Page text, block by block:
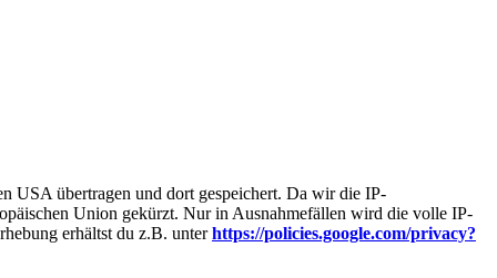
USA übertragen und dort gespeichert. Da wir die IP-
Union gekürzt. Nur in Ausnahmefällen wird die volle IP-
erhältst du z.B. unterhttps://policies.google.com/privacy?